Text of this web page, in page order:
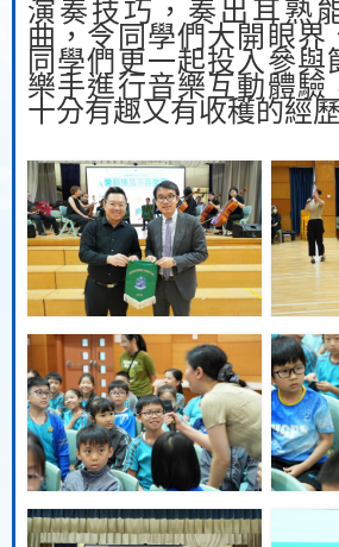
演奏技巧，奏出耳熟
曲，令同學們大開眼界
同學們更一起投入參與
樂手進行音樂互動體驗
十分有趣又有收穫的經歷